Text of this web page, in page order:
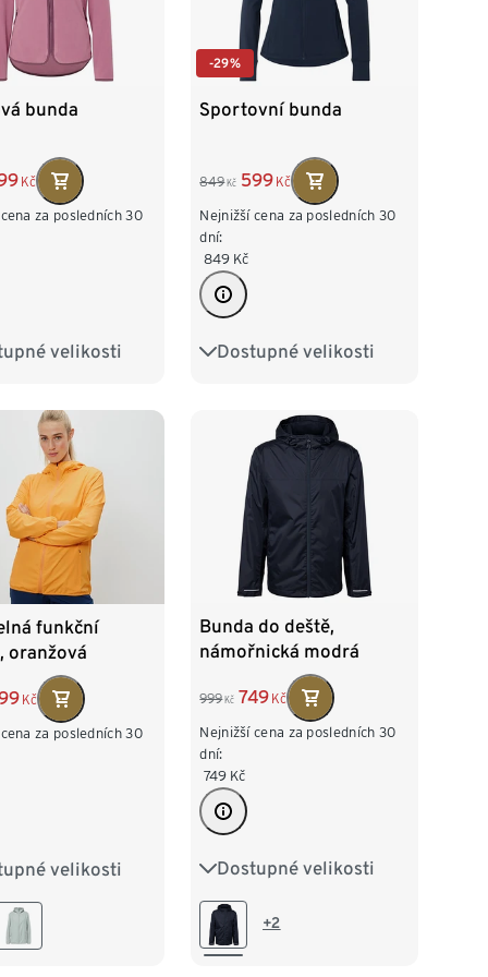
bunda
Kč
za posledních 30
velikosti
34 S 36/38
-29%
Sportovní bunda
849 Kč 599 Kč
Nejnižší cena za posledních 30
dní:
849 Kč
Dostupné velikosti
XS 32/34 S 36/38
XL 48/50
funkční
oranžová
Kč
za posledních 30
velikosti
34 S 36/38
Bunda do deště,
námořnická modrá
999 Kč 749 Kč
Nejnižší cena za posledních 30
dní:
749 Kč
Dostupné velikosti
XS S M L XL
XXL +2